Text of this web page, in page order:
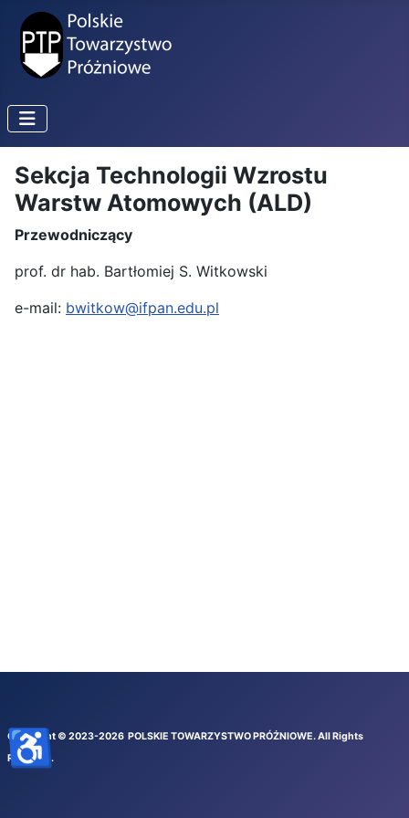
Sekcja Technologii Wzrostu
Warstw Atomowych (ALD)
Przewodniczący
prof. dr hab. Bartłomiej S. Witkowski
e-mail: bwitkow@ifpan.edu.pl
Copyright © 2023-2026 POLSKIE TOWARZYSTWO PRÓŻNIOWE. All Rights
Reserved.